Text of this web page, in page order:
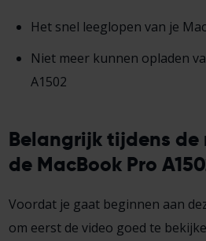
Het snel leeglopen van je
Niet meer kunnen opladen
A1502
Belangrijk tijdens
de MacBook Pro
Voordat je gaat beginnen aan
om eerst de video goed te